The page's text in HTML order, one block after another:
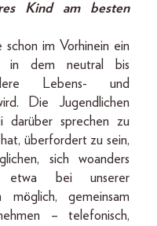
Kind am besten
im Vorhinein ein
in dem neutral bis
Lebens- und
Die Jugendlichen
darüber sprechen zu
überfordert zu sein,
sich woanders
etwa bei unserer
gemeinsam
– telefonisch,